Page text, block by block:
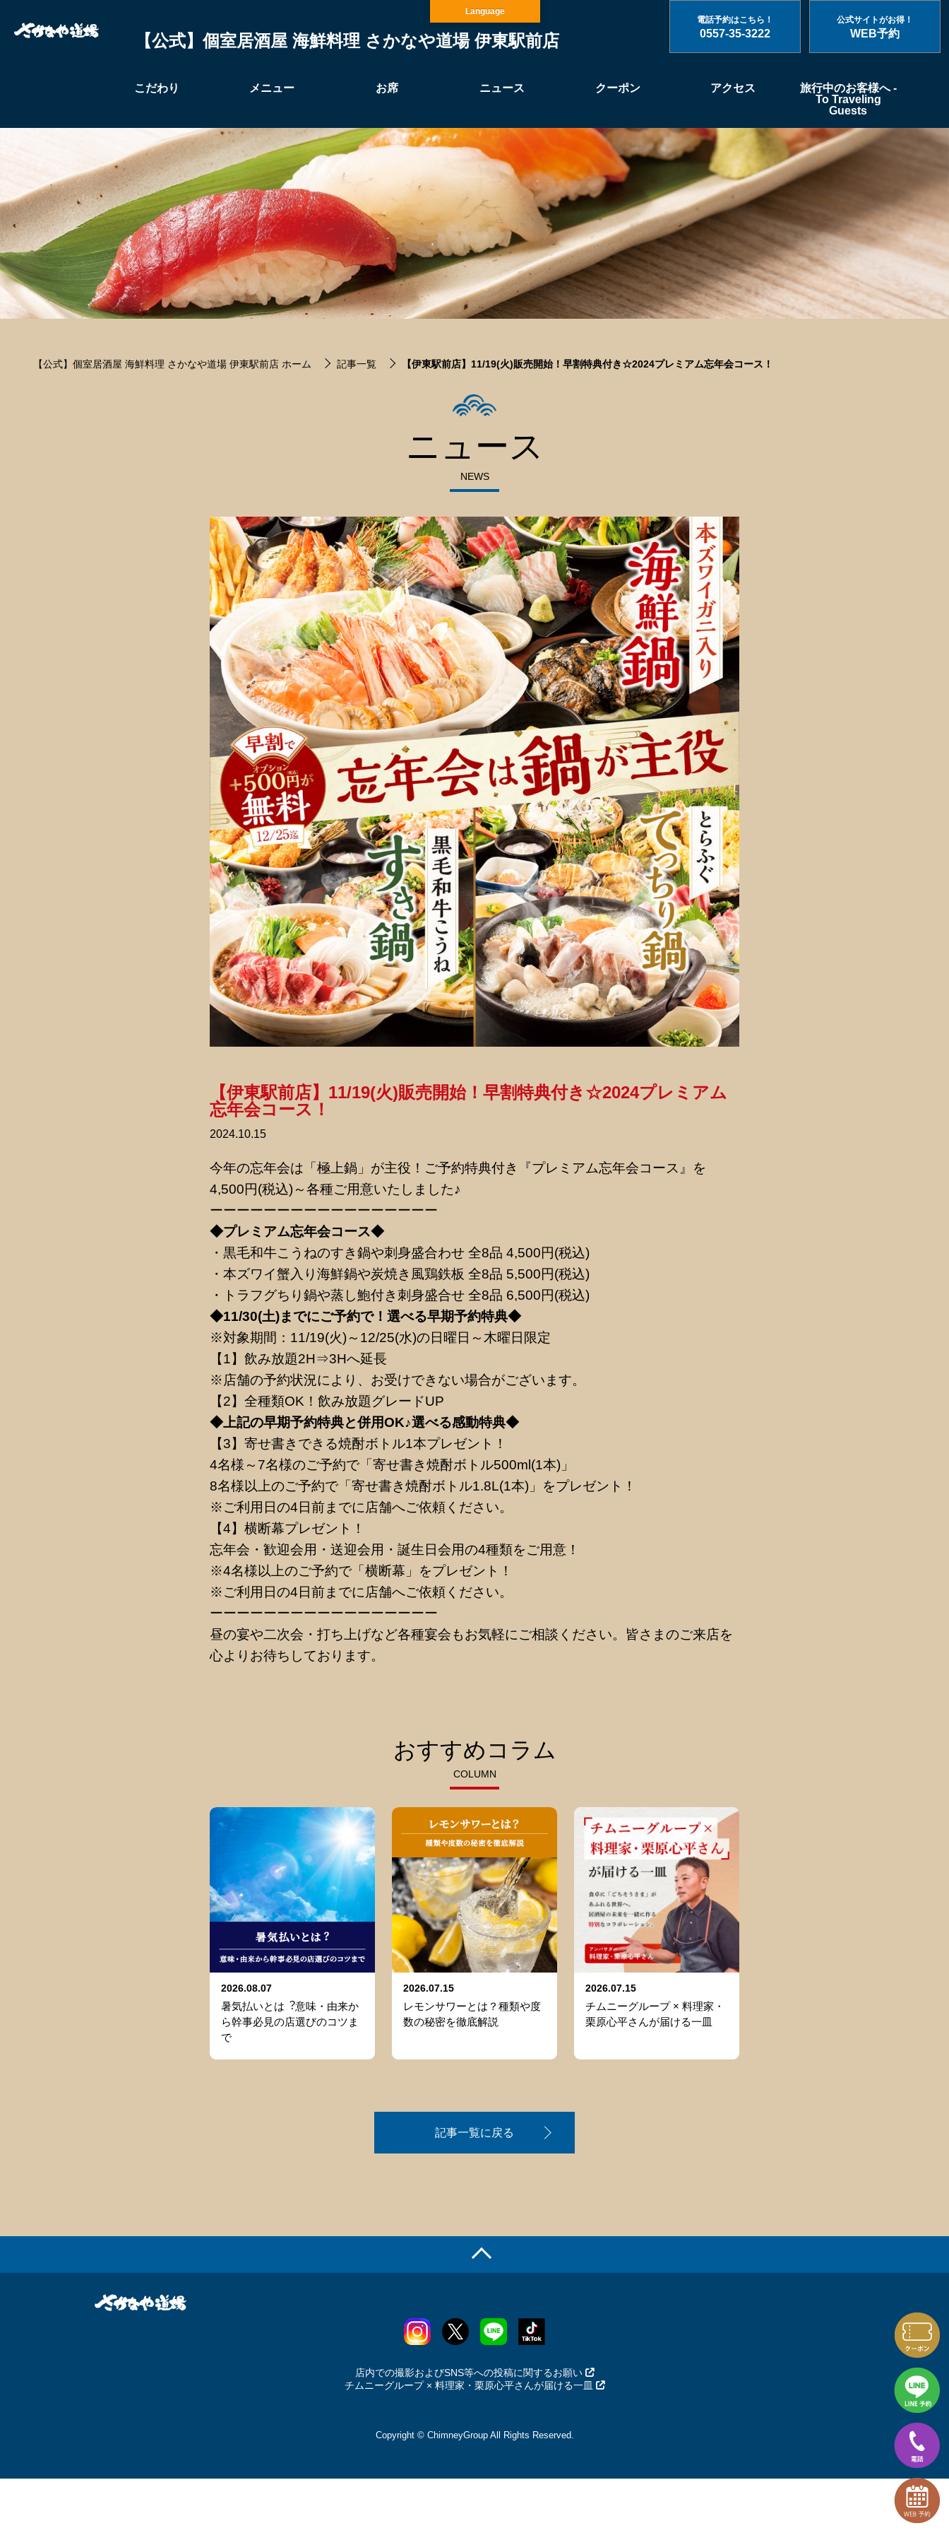
【公式】個室居酒屋 海鮮料理 さかなや道場 伊東駅前店
電話予約はこちら！
0557-35-3222
公式サイトがお得！
WEB予約
こだわり メニュー お席 ニュース クーポン アクセス
旅行中のお客様へ -
To Traveling
Guests
【公式】個室居酒屋 海鮮料理 さかなや道場 伊東駅前店 ホーム 記事一覧 【伊東駅前店】11/19(火)販売開始！早割特典付き☆2024プレミアム忘年会コース！
ニュース
NEWS
2024.10.15
【伊東駅前店】11/19(火)販売開始！早割特典付き☆2024プレミアム
忘年会コース！
今年の忘年会は「極上鍋」が主役！ご予約特典付き『プレミアム忘年会コース』を
4,500円(税込)～各種ご用意いたしました♪
ーーーーーーーーーーーーーーーーー
◆プレミアム忘年会コース◆
・黒毛和牛こうねのすき鍋や刺身盛合わせ 全8品 4,500円(税込)
・本ズワイ蟹入り海鮮鍋や炭焼き風鶏鉄板 全8品 5,500円(税込)
・トラフグちり鍋や蒸し鮑付き刺身盛合せ 全8品 6,500円(税込)
◆11/30(土)までにご予約で！選べる早期予約特典◆
※対象期間：11/19(火)～12/25(水)の日曜日～木曜日限定
【1】飲み放題2H⇒3Hへ延長
※店舗の予約状況により、お受けできない場合がございます。
【2】全種類OK！飲み放題グレードUP
◆上記の早期予約特典と併用OK♪選べる感動特典◆
【3】寄せ書きできる焼酎ボトル1本プレゼント！
4名様～7名様のご予約で「寄せ書き焼酎ボトル500ml(1本)」
8名様以上のご予約で「寄せ書き焼酎ボトル1.8L(1本)」をプレゼント！
※ご利用日の4日前までに店舗へご依頼ください。
【4】横断幕プレゼント！
忘年会・歓迎会用・送迎会用・誕生日会用の4種類をご用意！
※4名様以上のご予約で「横断幕」をプレゼント！
※ご利用日の4日前までに店舗へご依頼ください。
ーーーーーーーーーーーーーーーーー
昼の宴や二次会・打ち上げなど各種宴会もお気軽にご相談ください。皆さまのご来店を
心よりお待ちしております。
おすすめコラム
COLUMN
2026.08.07
暑気払いとは︖意味・由来か
ら幹事必⾒の店選びのコツま
で
2026.07.15
レモンサワーとは？種類や度
数の秘密を徹底解説
2026.07.15
チムニーグループ × 料理家・
栗原心平さんが届ける一皿
記事一覧に戻る
店内での撮影およびSNS等への投稿に関するお願い
チムニーグループ × 料理家・栗原心平さんが届ける一皿
Copyright © ChimneyGroup All Rights Reserved.
Language